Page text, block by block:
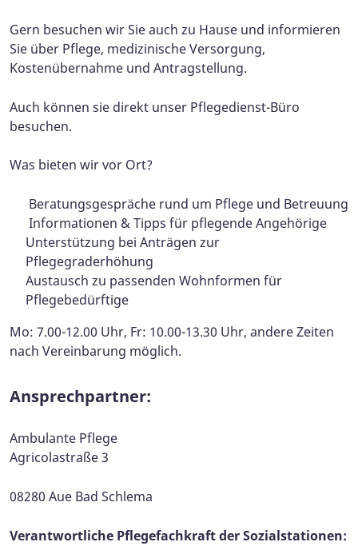
Gern besuchen wir Sie auch zu Hause und informieren
Sie über Pflege, medizinische Versorgung,
Kostenübernahme und Antragstellung.
Auch können sie direkt unser Pflegedienst-Büro
besuchen.
Was bieten wir vor Ort?
Beratungsgespräche rund um Pflege und Betreuung
Informationen & Tipps für pflegende Angehörige
Unterstützung bei Anträgen zur
Pflegegraderhöhung
Austausch zu passenden Wohnformen für
Pflegebedürftige
Mo: 7.00-12.00 Uhr, Fr: 10.00-13.30 Uhr, andere Zeiten
nach Vereinbarung möglich.
Ansprechpartner:
Ambulante Pflege
Agricolastraße 3
08280 Aue Bad Schlema
Verantwortliche Pflegefachkraft der Sozialstationen: